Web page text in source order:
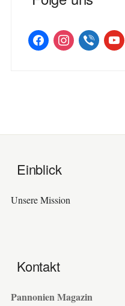
facebookinstagramviber youtube
Einblick
Unsere Mission
Kontakt
Pannonien Magazin